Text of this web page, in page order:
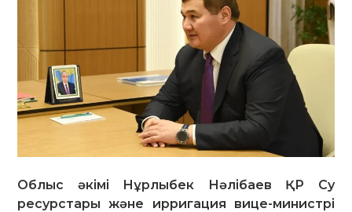
Облыс әкімі Нұрлыбек Нәлібаев ҚР Су
ресурстары және ирригация вице-министрі